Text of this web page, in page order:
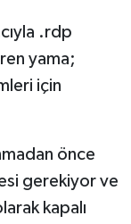
.rdp
yama;
için
önce
gerekiyor ve
kapalı